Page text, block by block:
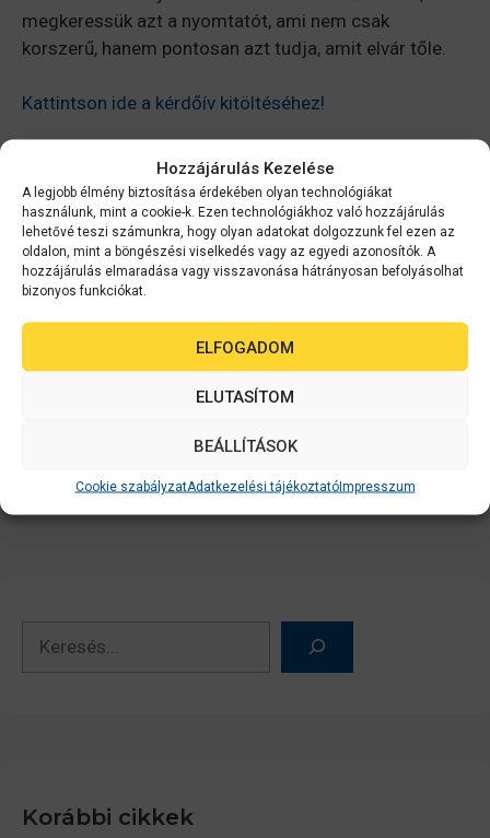
Hozzájárulás Kezelése
A legjobb élmény biztosítása érdekében olyan technológiákat
használunk, mint a cookie-k. Ezen technológiákhoz való hozzájárulás
lehetővé teszi számunkra, hogy olyan adatokat dolgozzunk fel ezen az
oldalon, mint a böngészési viselkedés vagy az egyedi azonosítók. A
hozzájárulás elmaradása vagy visszavonása hátrányosan befolyásolhat
bizonyos funkciókat.
ELFOGADOM
ELUTASÍTOM
BEÁLLÍTÁSOK
Cookie szabályzatAdatkezelési tájékoztatóImpresszum
megkeressük azt a nyomtatót, ami nem csak
korszerű, hanem pontosan azt tudja, amit elvár tőle.
Kattintson ide a kérdőív kitöltéséhez!
Milyen nyomtatót vegyek? Melyik a legjobb?
Milyen nyomtatót vegyek? – A nyomtató egyszer
egy
Hozzászólás küldéséhezbe kell jelentkezni
Korábbi cikkek